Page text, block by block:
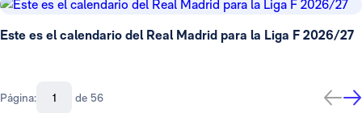
Este es el calendario del Real Madrid para la Liga F 2026/27
Página: de 56